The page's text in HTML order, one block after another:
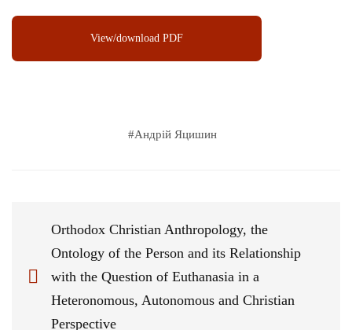
View/download PDF
#Андрій Яцишин
Orthodox Christian Anthropology, the
Ontology of the Person and its Relationship
with the Question of Euthanasia in a
Heteronomous, Autonomous and Christian
Perspective